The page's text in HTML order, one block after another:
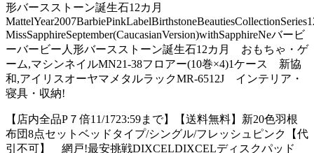
形バースストーン誕生石12カ月
MissSapphireSeptember(CaucasianVersion)withSapphireNeバービ
ーバービー人形バースストーン誕生石12カ月 おもちゃ・ゲ
ーム,マシンネイルMN21-38フロアー(10巻×4)1ケース 新協
和,アイリスオーヤマメタルラックMR-6512J インテリア・
寝具・収納!
【店内全品P７倍11/1723:59まで】【送料無料】新20色羽根
布団8点セットベッドタイプ/シングル/フレッシュピンク【代
引不可】 網戸!最安挑戦DIXCELDIXCELディスクパッド